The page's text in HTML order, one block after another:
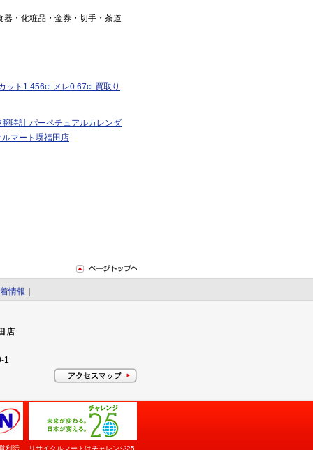
・化粧品・金券・切手・茶道
ット1.456ct メレ0.67ct 買取り
時計 パーペチュアルカレンダ
マート堺福田店
情報
店
1
利活 リサイクルマートはチャレンジ25